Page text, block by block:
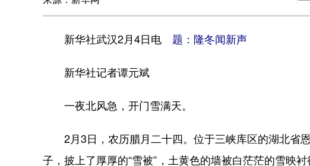
新华社武汉2月4日电 题：隆冬闻新声
新华社记者谭元斌
一夜北风急，开门雪满天。
2月3日，农历腊月二十四。位于三峡库区的湖北省恩
子，披上了厚厚的“雪被”，土黄色的墙被白茫茫的雪映